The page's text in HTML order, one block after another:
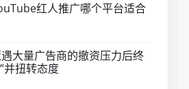
红人推广哪个平台适合
大量广告商的撤资压力后终
并扭转态度